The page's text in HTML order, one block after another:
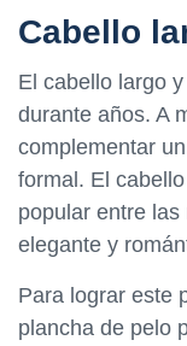
Cabello
El cabello largo
durante años. A
complementar
formal. El
popular entre
elegante y
Para lograr este
plancha de pelo